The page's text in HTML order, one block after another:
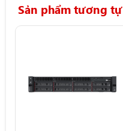
Sản phẩm tương tự